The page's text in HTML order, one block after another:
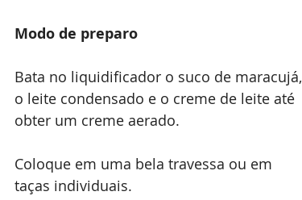
Modo de preparo
Bata no liquidificador o suco de maracujá,
o leite condensado e o creme de leite até
obter um creme aerado.
Coloque em uma bela travessa ou em
taças individuais.